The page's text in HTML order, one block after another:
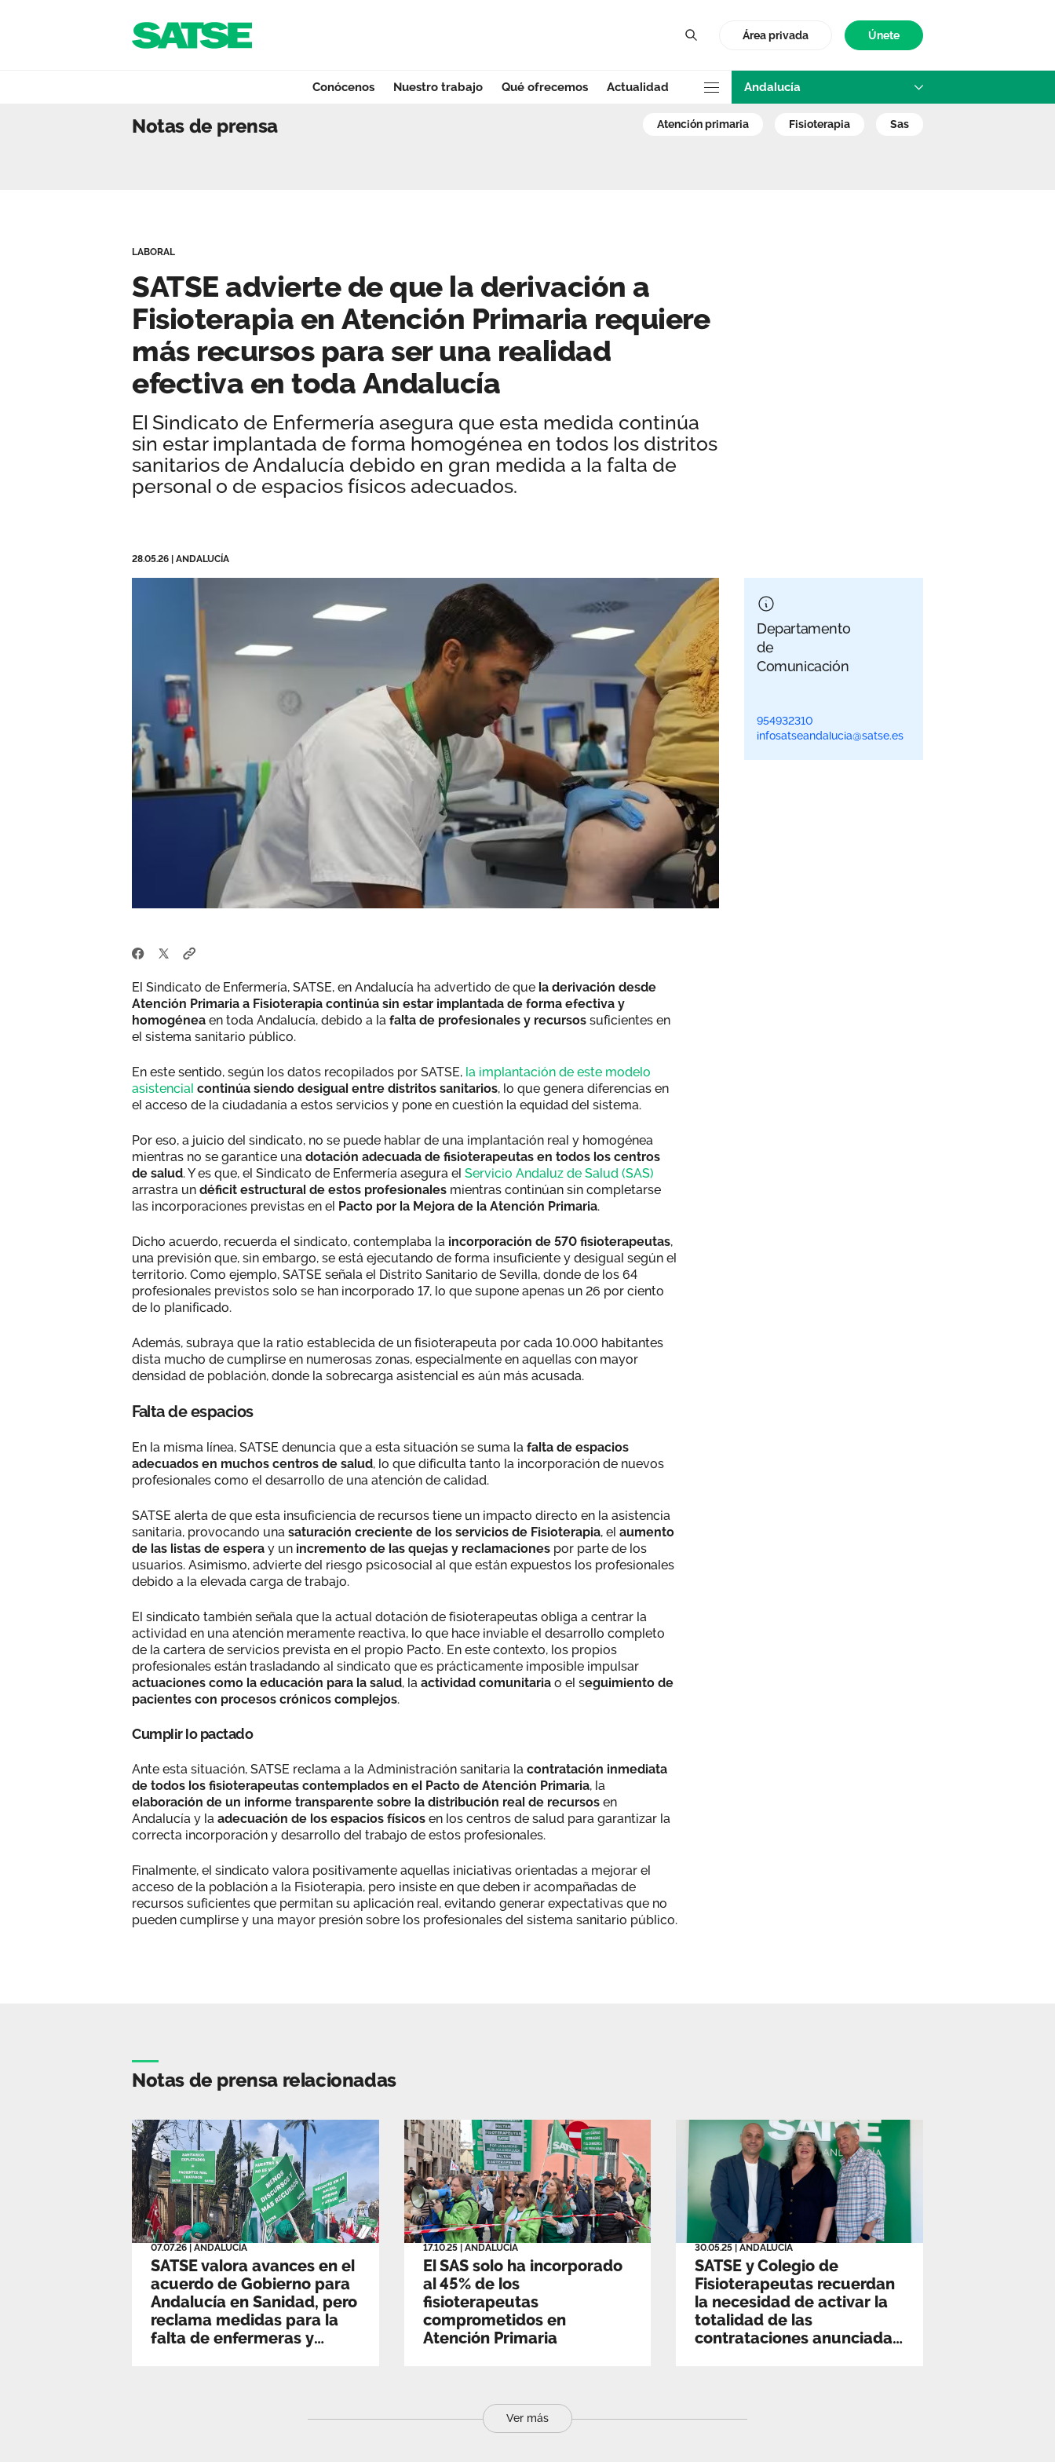
Navegación
Área privada
Únete
Conócenos Nuestro trabajo Qué ofrecemos Actualidad
Qué ofrecemos
Actualidad
Andalucía
SATSE advierte de que la derivación a
Notas de prensa atención primaria fisioterapia sas
LABORAL
SATSE advierte de que la derivación a
Fisioterapia en Atención Primaria requiere
más recursos para ser una realidad
efectiva en toda Andalucía
El Sindicato de Enfermería asegura que esta medida continúa
sin estar implantada de forma homogénea en todos los distritos
sanitarios de Andalucía debido en gran medida a la falta de
personal o de espacios físicos adecuados.
28.05.26 ANDALUCÍA
El Sindicato de Enfermería, SATSE, en Andalucía ha advertido de que la derivación desde
Atención Primaria a Fisioterapia continúa sin estar implantada de forma efectiva y
homogénea en toda Andalucía, debido a la falta de profesionales y recursos suficientes en
el sistema sanitario público.
En este sentido, según los datos recopilados por SATSE, la implantación de este modelo
asistencial continúa siendo desigual entre distritos sanitarios, lo que genera diferencias en
el acceso de la ciudadanía a estos servicios y pone en cuestión la equidad del sistema.
Por eso, a juicio del sindicato, no se puede hablar de una implantación real y homogénea
mientras no se garantice una dotación adecuada de fisioterapeutas en todos los centros
de salud. Y es que, el Sindicato de Enfermería asegura el Servicio Andaluz de Salud (SAS)
arrastra un déficit estructural de estos profesionales mientras continúan sin completarse
las incorporaciones previstas en el Pacto por la Mejora de la Atención Primaria.
Dicho acuerdo, recuerda el sindicato, contemplaba la incorporación de 570 fisioterapeutas,
una previsión que, sin embargo, se está ejecutando de forma insuficiente y desigual según el
territorio. Como ejemplo, SATSE señala el Distrito Sanitario de Sevilla, donde de los 64
profesionales previstos solo se han incorporado 17, lo que supone apenas un 26 por ciento
de lo planificado.
Además, subraya que la ratio establecida de un fisioterapeuta por cada 10.000 habitantes
dista mucho de cumplirse en numerosas zonas, especialmente en aquellas con mayor
densidad de población, donde la sobrecarga asistencial es aún más acusada.
Falta de espacios
En la misma línea, SATSE denuncia que a esta situación se suma la falta de espacios
adecuados en muchos centros de salud, lo que dificulta tanto la incorporación de nuevos
profesionales como el desarrollo de una atención de calidad.
SATSE alerta de que esta insuficiencia de recursos tiene un impacto directo en la asistencia
sanitaria, provocando una saturación creciente de los servicios de Fisioterapia, el aumento
de las listas de espera y un incremento de las quejas y reclamaciones por parte de los
usuarios. Asimismo, advierte del riesgo psicosocial al que están expuestos los profesionales
debido a la elevada carga de trabajo.
El sindicato también señala que la actual dotación de fisioterapeutas obliga a centrar la
actividad en una atención meramente reactiva, lo que hace inviable el desarrollo completo
de la cartera de servicios prevista en el propio Pacto. En este contexto, los propios
profesionales están trasladando al sindicato que es prácticamente imposible impulsar
actuaciones como la educación para la salud, la actividad comunitaria o el seguimiento de
pacientes con procesos crónicos complejos.
Cumplir lo pactado
Ante esta situación, SATSE reclama a la Administración sanitaria la contratación inmediata
de todos los fisioterapeutas contemplados en el Pacto de Atención Primaria, la
elaboración de un informe transparente sobre la distribución real de recursos en
Andalucía y la adecuación de los espacios físicos en los centros de salud para garantizar la
correcta incorporación y desarrollo del trabajo de estos profesionales.
Finalmente, el sindicato valora positivamente aquellas iniciativas orientadas a mejorar el
acceso de la población a la Fisioterapia, pero insiste en que deben ir acompañadas de
recursos suficientes que permitan su aplicación real, evitando generar expectativas que no
pueden cumplirse y una mayor presión sobre los profesionales del sistema sanitario público.
Departamento
de
Comunicación
954932310
infosatseandalucia@satse.es
Notas de prensa relacionadas
07.07.26 ANDALUCÍA
SATSE valora avances en el
acuerdo de Gobierno para
Andalucía en Sanidad, pero
reclama medidas para la
falta de enfermeras y
17.10.25 ANDALUCÍA
El SAS solo ha incorporado
al 45% de los
fisioterapeutas
comprometidos en
Atención Primaria
30.05.25 |ANDALUCÍA
SATSE y Colegio de
Fisioterapeutas recuerdan
la necesidad de activar la
totalidad de las
contrataciones anunciadas
Ver más